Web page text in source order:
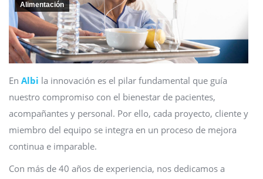
Alimentación
En Albi la innovación es el pilar fundamental que guía
nuestro compromiso con el bienestar de pacientes,
acompañantes y personal. Por ello, cada proyecto, cliente y
miembro del equipo se integra en un proceso de mejora
continua e imparable.
Con más de 40 años de experiencia, nos dedicamos a